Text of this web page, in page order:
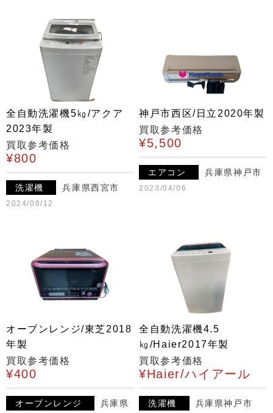
全自動洗濯機5㎏/アクア
2023年製
買取参考価格
¥800
洗濯機 兵庫県西宮市
2024/08/12
神戸市西区/日立2020年製
買取参考価格
¥5,500
エアコン 兵庫県神戸市
2023/04/06
オーブンレンジ/東芝2018
年製
買取参考価格
¥400
オーブンレンジ
兵庫県
全自動洗濯機4.5
㎏/Haier2017年製
買取参考価格
¥Haier/ハイアール
洗濯機 兵庫県神戸市